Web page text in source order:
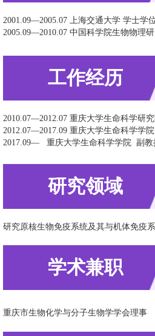
2001.09—2005.07 上海交通大学 学士学
2005.09—2010.07 中国科学院生物物理
工作经历
2010.07—2012.07 重庆大学生命科学研
2012.07—2017.09 重庆大学生命科学学
2017.09— 重庆大学生命科学学院 副教
研究领域
研究原核生物免疫系统及其与机体免疫系
学术兼职
重庆市生物化学与分子生物学学会理事